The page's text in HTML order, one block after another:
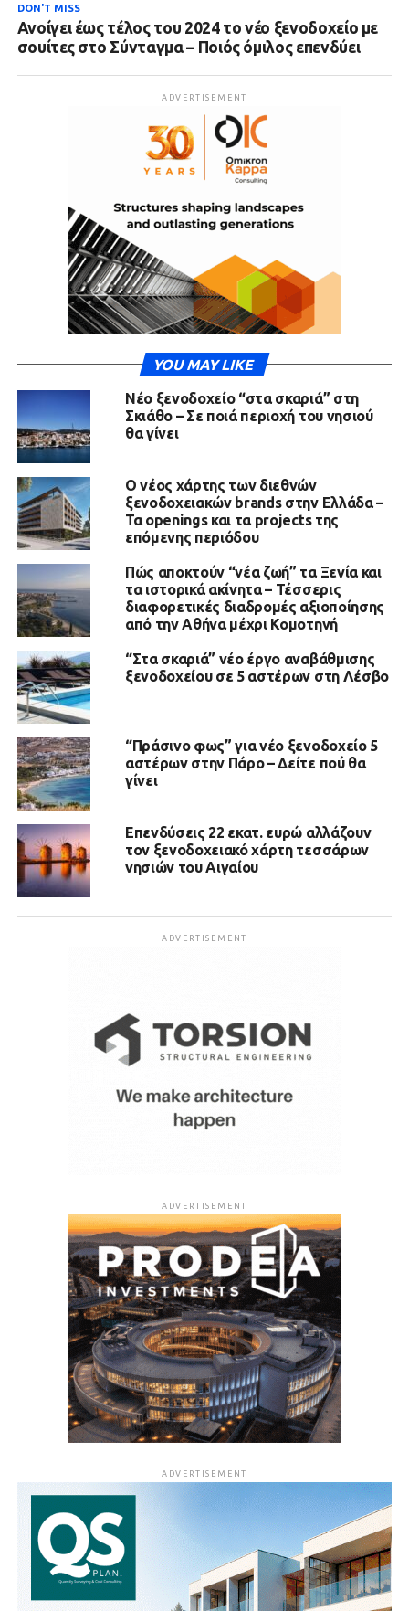
DON'T MISS
Ανοίγει έως τέλος του 2024 το νέο ξενοδοχείο με
σουίτες στο Σύνταγμα – Ποιός όμιλος επενδύει
ADVERTISEMENT
YOU MAY LIKE
Νέο ξενοδοχείο “στα σκαριά” στη
Σκιάθο – Σε ποιά περιοχή του νησιού
θα γίνει
Ο νέος χάρτης των διεθνών
ξενοδοχειακών brands στην Ελλάδα –
Τα openings και τα projects της
επόμενης περιόδου
Πώς αποκτούν “νέα ζωή” τα Ξενία και
τα ιστορικά ακίνητα – Τέσσερις
διαφορετικές διαδρομές αξιοποίησης
από την Αθήνα μέχρι Κομοτηνή
“Στα σκαριά” νέο έργο αναβάθμισης
ξενοδοχείου σε 5 αστέρων στη Λέσβο
“Πράσινο φως” για νέο ξενοδοχείο 5
αστέρων στην Πάρο – Δείτε πού θα
γίνει
Επενδύσεις 22 εκατ. ευρώ αλλάζουν
τον ξενοδοχειακό χάρτη τεσσάρων
νησιών του Αιγαίου
ADVERTISEMENT
ADVERTISEMENT
ADVERTISEMENT